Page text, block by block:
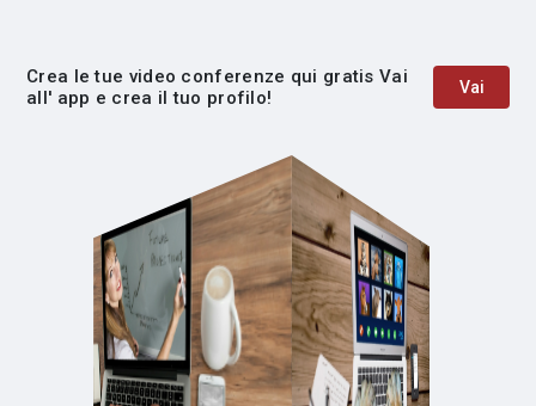
Crea le tue video conferenze qui gratis Vai
all' app e crea il tuo profilo!
Vai